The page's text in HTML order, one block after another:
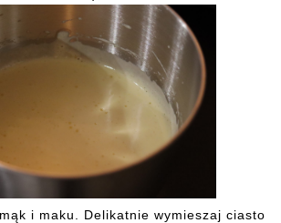
i maku. Delikatnie wymieszaj ciasto